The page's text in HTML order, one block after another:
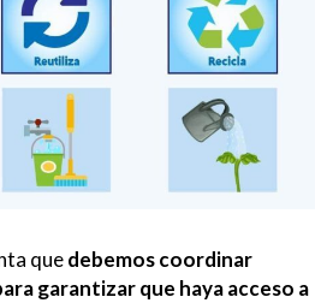
quedebemos coordinar
garantizar que haya acceso a